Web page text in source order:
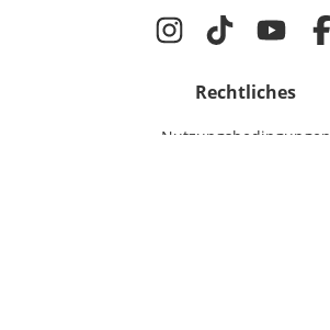
Rechtliches
Nutzungsbedingungen